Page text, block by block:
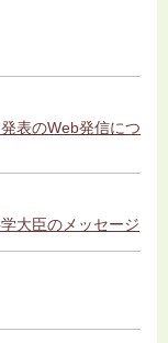
表のWeb発信につ
大臣のメッセージ